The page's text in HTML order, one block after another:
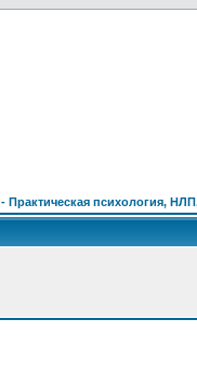
психология,